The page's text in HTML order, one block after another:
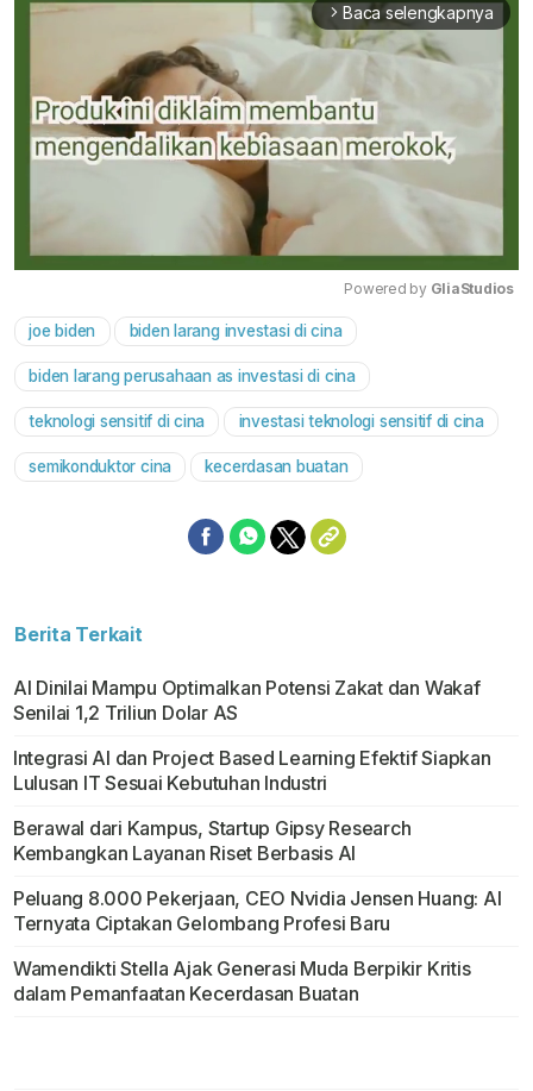
arrow_forward_ios Baca selengkapnya
Powered by GliaStudios
joe biden biden larang investasi di cina
biden larang perusahaan as investasi di cina
teknologi sensitif di cina investasi teknologi sensitif di cina
semikonduktor cina kecerdasan buatan
Berita Terkait
AI Dinilai Mampu Optimalkan Potensi Zakat dan Wakaf
Senilai 1,2 Triliun Dolar AS
Integrasi AI dan Project Based Learning Efektif Siapkan
Lulusan IT Sesuai Kebutuhan Industri
Berawal dari Kampus, Startup Gipsy Research
Kembangkan Layanan Riset Berbasis AI
Peluang 8.000 Pekerjaan, CEO Nvidia Jensen Huang: AI
Ternyata Ciptakan Gelombang Profesi Baru
Wamendikti Stella Ajak Generasi Muda Berpikir Kritis
dalam Pemanfaatan Kecerdasan Buatan